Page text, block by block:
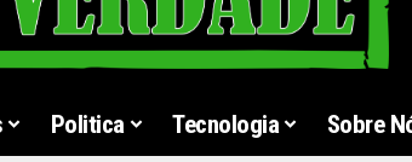
Politica Tecnologia Sobre